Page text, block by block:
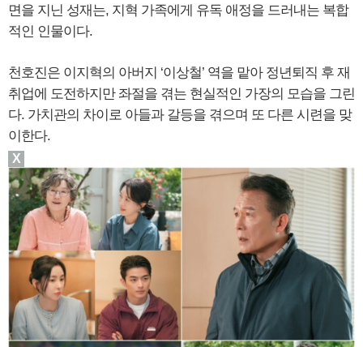
면을 지닌 성재는, 지혁 가족에게 유독 애정을 드러내는 복합
적인 인물이다.
천호진은 이지혁의 아버지 ‘이상철’ 역을 맡아 정년퇴직 후 재
취업에 도전하지만 좌절을 겪는 현실적인 가장의 모습을 그린
다. 가치관의 차이로 아들과 갈등을 겪으며 또 다른 시련을 맞
이한다.
X